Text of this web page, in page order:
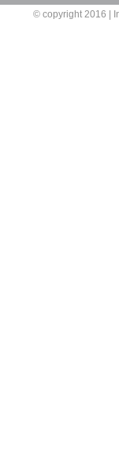
© copyright 2016 |